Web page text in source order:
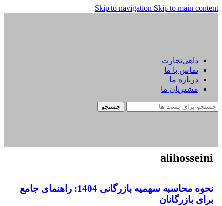
Skip to navigation Skip to main content
داهی‌تجارت
تماس با ما
درباره ما
مشتریان ما
جستجو
alihosseini
نحوه محاسبه سهمیه بازرگانی 1404: راهنمای جامع
برای بازرگانان